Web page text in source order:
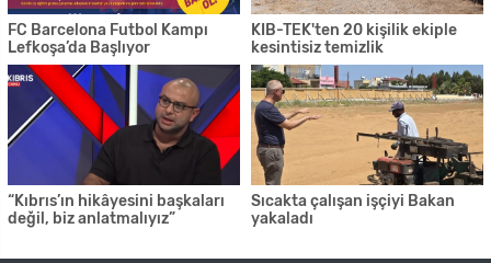
FC Barcelona Futbol Kampı
Lefkoşa’da Başlıyor
KIB-TEK'ten 20 kişilik ekiple
kesintisiz temizlik
“Kıbrıs’ın hikâyesini başkaları
değil, biz anlatmalıyız”
Sıcakta çalışan işçiyi Bakan
yakaladı